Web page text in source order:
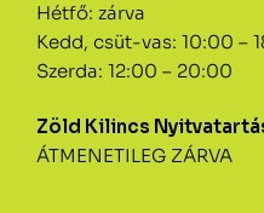
Hétfő: zárva
Kedd, csüt-vas: 10:00 –
Szerda: 12:00 – 20:00
Zöld Kilincs
ÁTMENETILEG ZÁRVA